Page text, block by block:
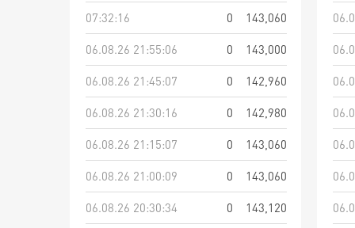
07:32:16
0
143,060
06.08.26 21:55:06
0
143,000
06.08.26 21:45:07
0
142,960
06.08.26 21:30:16
0
142,980
06.08.26 21:15:07
0
143,060
06.08.26 21:00:09
0
143,060
06.08.26 20:30:34
0
143,120